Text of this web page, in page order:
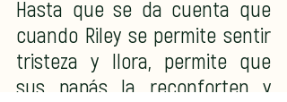
Hasta que se da cuenta que
cuando Riley se permite sentir
tristeza y llora, permite que
sus papás la reconforten y